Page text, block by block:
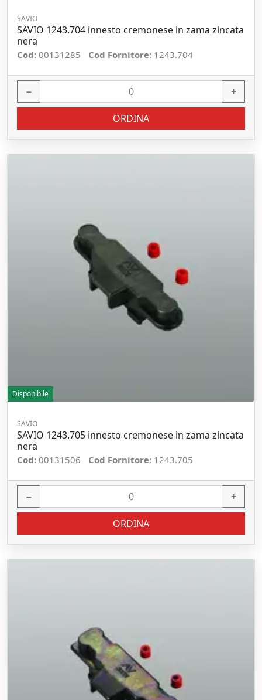
SAVIO
SAVIO 1243.704 innesto cremonese in zama zincata
nera
Cod: 00131285 Cod Fornitore: 1243.704
− +
ORDINA
Disponibile
SAVIO
SAVIO 1243.705 innesto cremonese in zama zincata
nera
Cod: 00131506 Cod Fornitore: 1243.705
− +
ORDINA